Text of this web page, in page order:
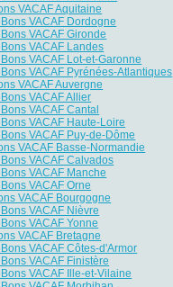
VACAF Aquitaine
VACAF Dordogne
VACAF Gironde
VACAF Landes
VACAF Lot-et-Garonne
VACAF Pyrénées-Atlantiques
VACAF Auvergne
VACAF Allier
VACAF Cantal
VACAF Haute-Loire
VACAF Puy-de-Dôme
VACAF Basse-Normandie
VACAF Calvados
VACAF Manche
VACAF Orne
VACAF Bourgogne
VACAF Nièvre
VACAF Yonne
VACAF Bretagne
VACAF Côtes-d'Armor
VACAF Finistère
VACAF Ille-et-Vilaine